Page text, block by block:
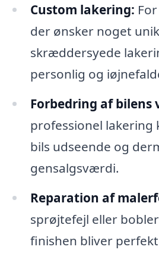
Custom lakering:
der ønsker noget
skræddersyede
personlig og
Forbedring af bilens
professionel lakering
bils udseende og
gensalgsværdi.
Reparation af
sprøjtefejl eller
finishen bliver